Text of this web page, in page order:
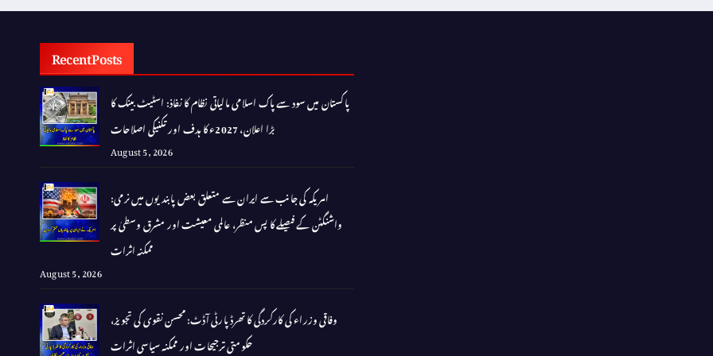
Recent Posts
پاکستان میں سود سے پاک اسلامی مالیاتی نظام کا نفاذ: اسٹیٹ بینک کا
بڑا اعلان، 2027ء کا ہدف اور تکنیکی اصلاحات
August 5, 2026
امریکہ کی جانب سے ایران سے متعلق بعض پابندیوں میں نرمی:
واشنگٹن کے فیصلے کا پس منظر، عالمی معیشت اور مشرق وسطیٰ پر
ممکنہ اثرات
August 5, 2026
وفاقی وزراء کی کارکردگی کا تھرڈ پارٹی آڈٹ: محسن نقوی کی تجویز،
حکومتی ترجیحات اور ممکنہ سیاسی اثرات